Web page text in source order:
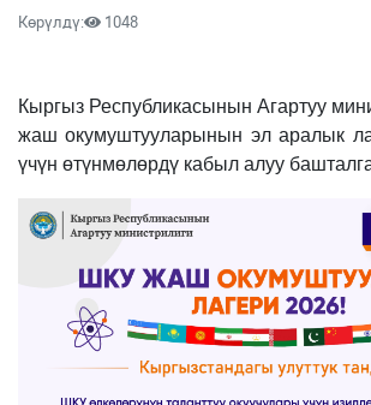
Көрүлдү: 1048
Кыргыз Республикасынын Агартуу
жаш окумуштууларынын эл аралык
үчүн өтүнмөлөрдү кабыл алуу